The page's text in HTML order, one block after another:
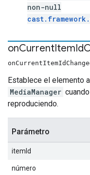
non-null
onCurrentItemId
Establece el elemento
MediaManager
reproduciendo.
Parámetro
itemId
número